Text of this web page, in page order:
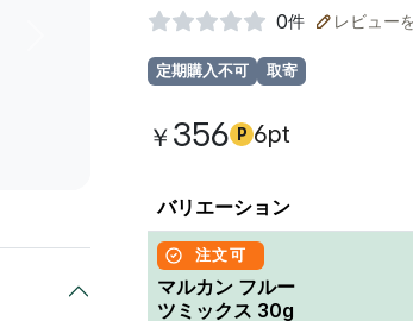
0件 レビュー
定期購入不可 取寄
￥ 356 P 6pt
バリエーション
注文可
マルカン フルー
ツミックス 30g